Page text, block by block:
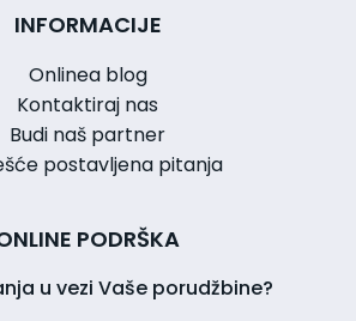
INFORMACIJE
Onlinea blog
Kontaktiraj nas
Budi naš partner
postavljena pitanja
PODRŠKA
u vezi Vaše porudžbine?